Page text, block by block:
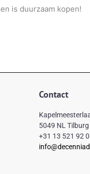
is duurzaam kopen!
Contact
5049 NL Tilburg
+31 13 521 92